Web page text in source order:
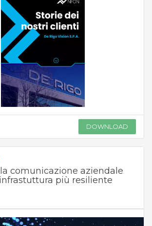
DOWNLOAD
comunicazione aziendale
più resiliente